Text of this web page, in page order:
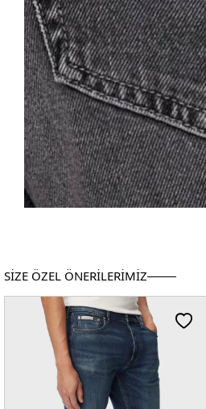
SİZE ÖZEL ÖNERİLERİMİZ